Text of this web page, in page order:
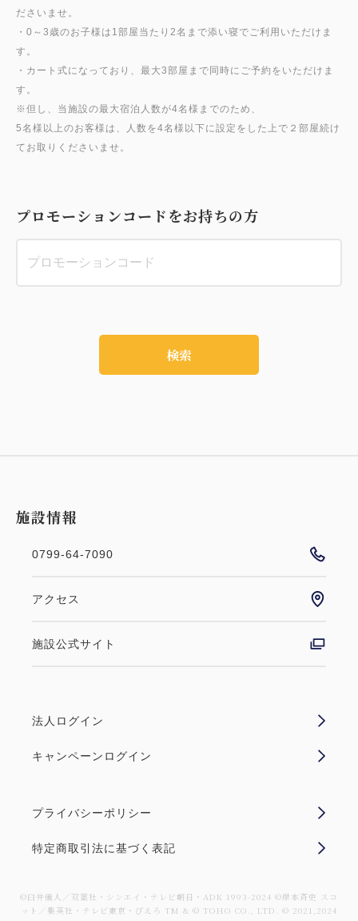
ださいませ。
・0～3歳のお子様は1部屋当たり2名まで添い寝でご利用いただけま
す。
・カート式になっており、最大3部屋まで同時にご予約をいただけま
す。
※但し、当施設の最大宿泊人数が4名様までのため、
5名様以上のお客様は、人数を4名様以下に設定をした上で２部屋続け
プロモーションコードをお持ちの方
検索
施設情報
0799-64-7090
アクセス
施設公式サイト
法人ログイン
キャンペーンログイン
プライバシーポリシー
特定商取引法に基づく表記
©臼井儀人／双葉社・シンエイ・テレビ朝日・ADK 1993-2024 ©岸本斉史 スコ
ット／集英社・テレビ東京・ぴえろ TM & © TOHO CO., LTD. © 2021,2024